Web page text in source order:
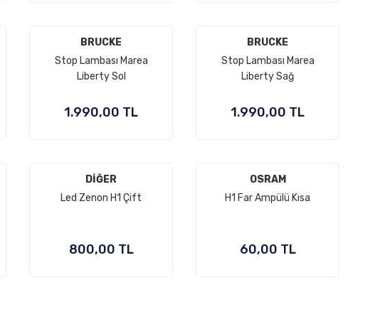
BRUCKE
Stop Lambası Marea
Liberty Sol
1.990,00 TL
BRUCKE
Stop Lambası Marea
Liberty Sağ
1.990,00 TL
DİĞER
Led Zenon H1 Çift
800,00 TL
OSRAM
H1 Far Ampülü Kısa
60,00 TL